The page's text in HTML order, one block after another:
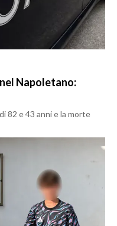
Napoletano:
82 e 43 anni e la morte